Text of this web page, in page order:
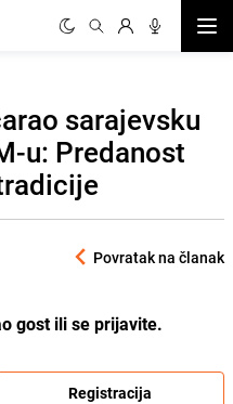
sarajevsku
u: Predanost
Povratak na članak
gost ili se prijavite.
Registracija